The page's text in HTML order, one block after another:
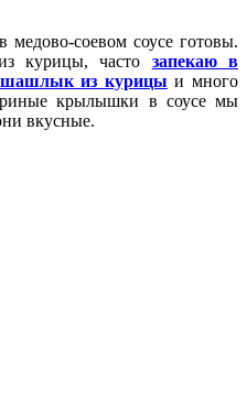
соевом соусе готовы.
курицы, часто запекаю в
шашлык из курицы и много
крылышки в соусе мы
вкусные.